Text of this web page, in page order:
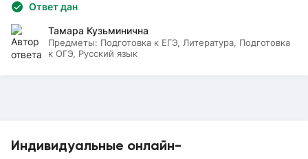
Индивидуальные онлайн-
Ответ дан
Тамара Кузьминична
Предметы: Подготовка к ЕГЭ, Литература, Подготовка
к ОГЭ, Русский язык